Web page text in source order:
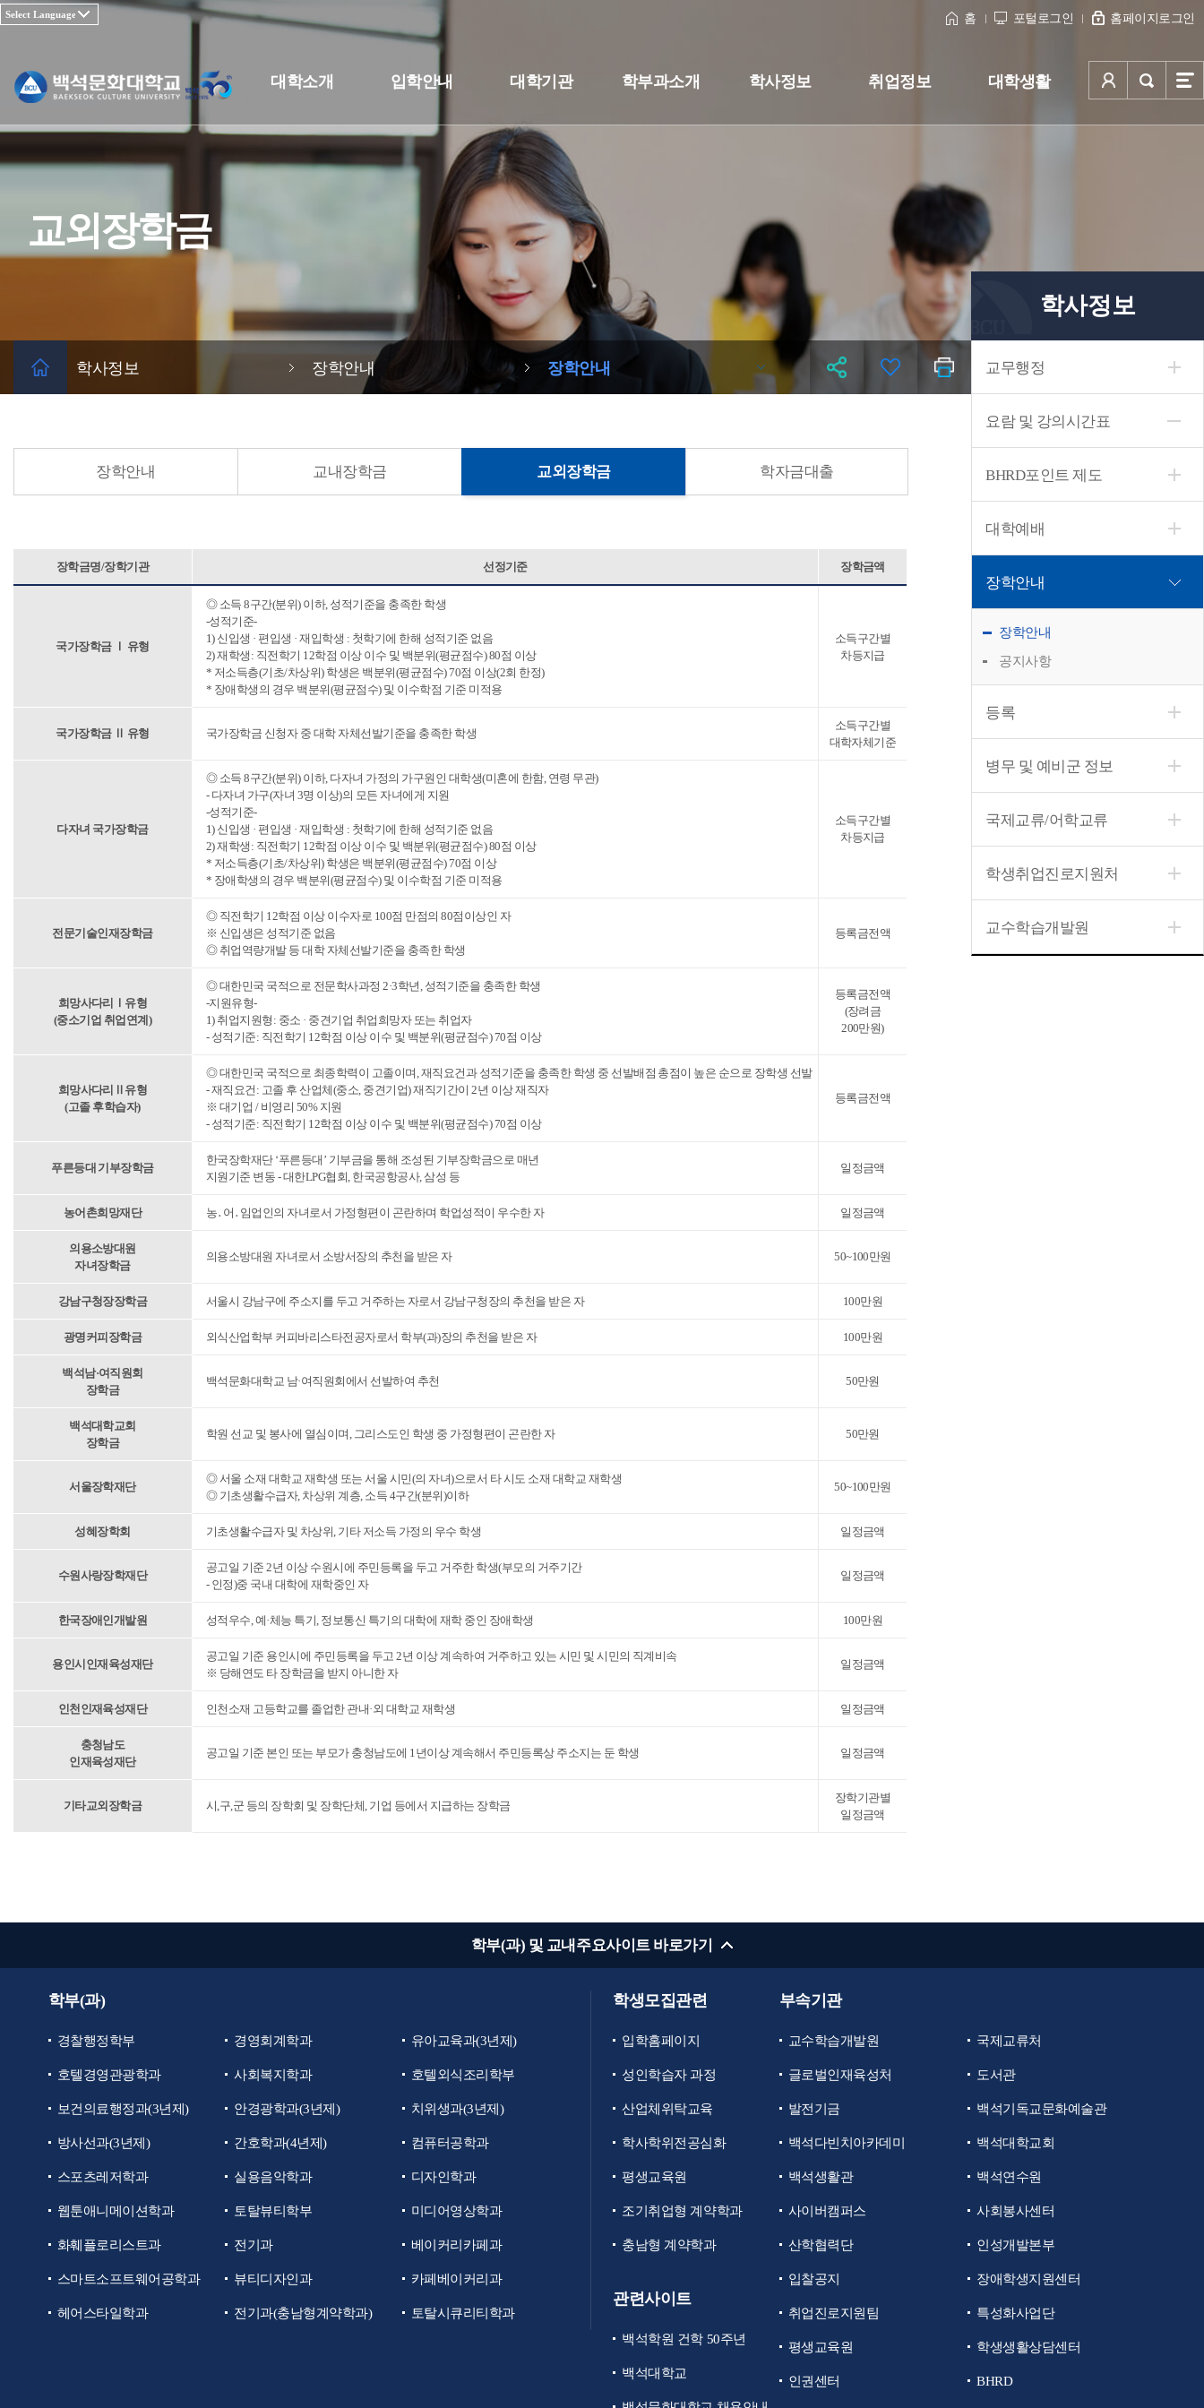
홈 포털로그인 홈페이지로그인
대학소개 입학안내 대학기관 학부과소개 학사정보 취업정보 대학생활
교외장학금
학사정보
교무행정
요람 및 강의시간표
BHRD포인트 제도
대학예배
장학안내
장학안내
공지사항
등록
병무 및 예비군 정보
국제교류/어학교류
학생취업진로지원처
교수학습개발원
학사정보 장학안내 장학안내
장학안내 교내장학금 교외장학금 학자금대출
장학금명/장학기관 선정기준 장학금액
국가장학금 Ⅰ 유형
◎ 소득 8구간(분위) 이하, 성적기준을 충족한 학생
-성적기준-
1) 신입생 · 편입생 · 재입학생 : 첫학기에 한해 성적기준 없음
2) 재학생: 직전학기 12학점 이상 이수 및 백분위(평균점수) 80점 이상
* 저소득층(기초/차상위) 학생은 백분위(평균점수) 70점 이상(2회 한정)
* 장애학생의 경우 백분위(평균점수) 및 이수학점 기준 미적용
소득구간별
차등지급
국가장학금 Ⅱ 유형 국가장학금 신청자 중 대학 자체선발기준을 충족한 학생
소득구간별
대학자체기준
다자녀 국가장학금
◎ 소득 8구간(분위) 이하, 다자녀 가정의 가구원인 대학생(미혼에 한함, 연령 무관)
- 다자녀 가구(자녀 3명 이상)의 모든 자녀에게 지원
-성적기준-
1) 신입생 · 편입생 · 재입학생 : 첫학기에 한해 성적기준 없음
2) 재학생: 직전학기 12학점 이상 이수 및 백분위(평균점수) 80점 이상
* 저소득층(기초/차상위) 학생은 백분위(평균점수) 70점 이상
* 장애학생의 경우 백분위(평균점수) 및 이수학점 기준 미적용
소득구간별
차등지급
전문기술인재장학금
◎ 직전학기 12학점 이상 이수자로 100점 만점의 80점이상인 자
※ 신입생은 성적기준 없음
◎ 취업역량개발 등 대학 자체선발기준을 충족한 학생
등록금전액
희망사다리Ⅰ유형
(중소기업 취업연계)
◎ 대한민국 국적으로 전문학사과정 2·3학년, 성적기준을 충족한 학생
-지원유형-
1) 취업지원형: 중소 · 중견기업 취업희망자 또는 취업자
- 성적기준: 직전학기 12학점 이상 이수 및 백분위(평균점수) 70점 이상
등록금전액
(장려금
200만원)
희망사다리Ⅱ유형
(고졸 후학습자)
◎ 대한민국 국적으로 최종학력이 고졸이며, 재직요건과 성적기준을 충족한 학생 중 선발배점 총점이 높은 순으로 장학생 선발
- 재직요건: 고졸 후 산업체(중소, 중견기업) 재직기간이 2년 이상 재직자
※ 대기업 / 비영리 50% 지원
- 성적기준: 직전학기 12학점 이상 이수 및 백분위(평균점수) 70점 이상
등록금전액
푸른등대 기부장학금
한국장학재단 ‘푸른등대’ 기부금을 통해 조성된 기부장학금으로 매년
지원기준 변동 - 대한LPG협회, 한국공항공사, 삼성 등
일정금액
농어촌희망재단 농․어․임업인의 자녀로서 가정형편이 곤란하며 학업성적이 우수한 자 일정금액
의용소방대원
자녀장학금
의용소방대원 자녀로서 소방서장의 추천을 받은 자 50~100만원
강남구청장장학금 서울시 강남구에 주소지를 두고 거주하는 자로서 강남구청장의 추천을 받은 자 100만원
광명커피장학금 외식산업학부 커피바리스타전공자로서 학부(과)장의 추천을 받은 자 100만원
백석남·여직원회
장학금
백석문화대학교 남·여직원회에서 선발하여 추천 50만원
백석대학교회
장학금
학원 선교 및 봉사에 열심이며, 그리스도인 학생 중 가정형편이 곤란한 자 50만원
서울장학재단
◎ 서울 소재 대학교 재학생 또는 서울 시민(의 자녀)으로서 타 시도 소재 대학교 재학생
◎ 기초생활수급자, 차상위 계층, 소득 4구간(분위)이하
50~100만원
성혜장학회 기초생활수급자 및 차상위, 기타 저소득 가정의 우수 학생 일정금액
수원사랑장학재단
공고일 기준 2년 이상 수원시에 주민등록을 두고 거주한 학생(부모의 거주기간
- 인정)중 국내 대학에 재학중인 자
일정금액
한국장애인개발원 성적우수, 예·체능 특기, 정보통신 특기의 대학에 재학 중인 장애학생 100만원
용인시인재육성재단
공고일 기준 용인시에 주민등록을 두고 2년 이상 계속하여 거주하고 있는 시민 및 시민의 직계비속
※ 당해연도 타 장학금을 받지 아니한 자
일정금액
인천인재육성재단 인천소재 고등학교를 졸업한 관내·외 대학교 재학생 일정금액
충청남도
인재육성재단
공고일 기준 본인 또는 부모가 충청남도에 1년이상 계속해서 주민등록상 주소지는 둔 학생 일정금액
기타교외장학금 시,구,군 등의 장학회 및 장학단체, 기업 등에서 지급하는 장학금
장학기관별
일정금액
학부(과) 및 교내주요사이트 바로가기
학부(과)
경찰행정학부 경영회계학과 유아교육과(3년제)
호텔경영관광학과 사회복지학과 호텔외식조리학부
보건의료행정과(3년제) 안경광학과(3년제) 치위생과(3년제)
방사선과(3년제) 간호학과(4년제) 컴퓨터공학과
스포츠레저학과 실용음악학과 디자인학과
웹툰애니메이션학과 토탈뷰티학부 미디어영상학과
화훼플로리스트과 전기과 베이커리카페과
스마트소프트웨어공학과 뷰티디자인과 카페베이커리과
헤어스타일학과 전기과(충남형계약학과) 토탈시큐리티학과
학생모집관련
입학홈페이지
성인학습자 과정
산업체위탁교육
학사학위전공심화
평생교육원
조기취업형 계약학과
충남형 계약학과
관련사이트
백석학원 건학 50주년
백석대학교
부속기관
교수학습개발원 국제교류처
글로벌인재육성처 도서관
발전기금 백석기독교문화예술관
백석다빈치아카데미 백석대학교회
백석생활관 백석연수원
사이버캠퍼스 사회봉사센터
산학협력단 인성개발본부
입찰공지 장애학생지원센터
취업진로지원팀 특성화사업단
평생교육원 학생생활상담센터
인권센터 BHRD